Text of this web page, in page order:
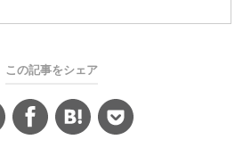
この記事をシェア